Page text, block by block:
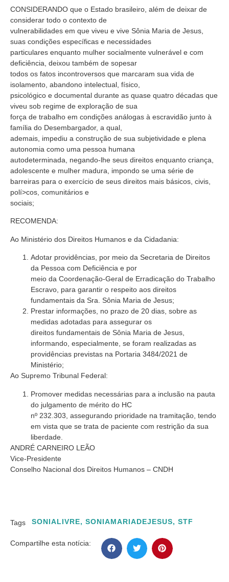
CONSIDERANDO que o Estado brasileiro, além de deixar de
considerar todo o contexto de
vulnerabilidades em que viveu e vive Sônia Maria de Jesus,
suas condições específicas e necessidades
particulares enquanto mulher socialmente vulnerável e com
deficiência, deixou também de sopesar
todos os fatos incontroversos que marcaram sua vida de
isolamento, abandono intelectual, físico,
psicológico e documental durante as quase quatro décadas que
viveu sob regime de exploração de sua
força de trabalho em condições análogas à escravidão junto à
família do Desembargador, a qual,
ademais, impediu a construção de sua subjetividade e plena
autonomia como uma pessoa humana
autodeterminada, negando-lhe seus direitos enquanto criança,
adolescente e mulher madura, impondo se uma série de
barreiras para o exercício de seus direitos mais básicos, civis,
polí>cos, comunitários e
sociais;
RECOMENDA:
Ao Ministério dos Direitos Humanos e da Cidadania:
Adotar providências, por meio da Secretaria de Direitos
da Pessoa com Deficiência e por
meio da Coordenação-Geral de Erradicação do Trabalho
Escravo, para garantir o respeito aos direitos
fundamentais da Sra. Sônia Maria de Jesus;
Prestar informações, no prazo de 20 dias, sobre as
medidas adotadas para assegurar os
direitos fundamentais de Sônia Maria de Jesus,
informando, especialmente, se foram realizadas as
providências previstas na Portaria 3484/2021 de
Ministério;
Ao Supremo Tribunal Federal:
Promover medidas necessárias para a inclusão na pauta
do julgamento de mérito do HC
nº 232.303, assegurando prioridade na tramitação, tendo
em vista que se trata de paciente com restrição da sua
liberdade.
ANDRÉ CARNEIRO LEÃO
Vice-Presidente
Conselho Nacional dos Direitos Humanos – CNDH
Tags SONIALIVRE, SONIAMARIADEJESUS, STF
Compartilhe esta notícia: